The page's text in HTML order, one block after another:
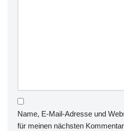
Name, E-Mail-Adresse und
für meinen nächsten